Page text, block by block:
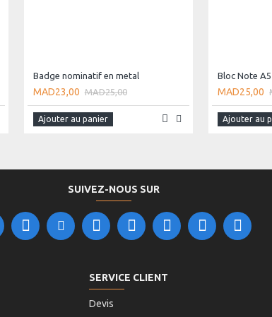
Badge nominatif en metal
MAD23,00 MAD25,00
Ajouter au panier
Bloc Note
MAD25,00
Ajouter au
SUIVEZ-NOUS SUR
SERVICE CLIENT
Devis